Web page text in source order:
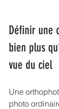
Définir une
bien plus
vue du ciel
Une
photo